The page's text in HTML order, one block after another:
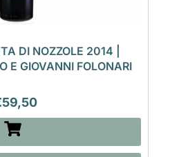
DI NOZZOLE 2014 |
E GIOVANNI FOLONARI
59,50